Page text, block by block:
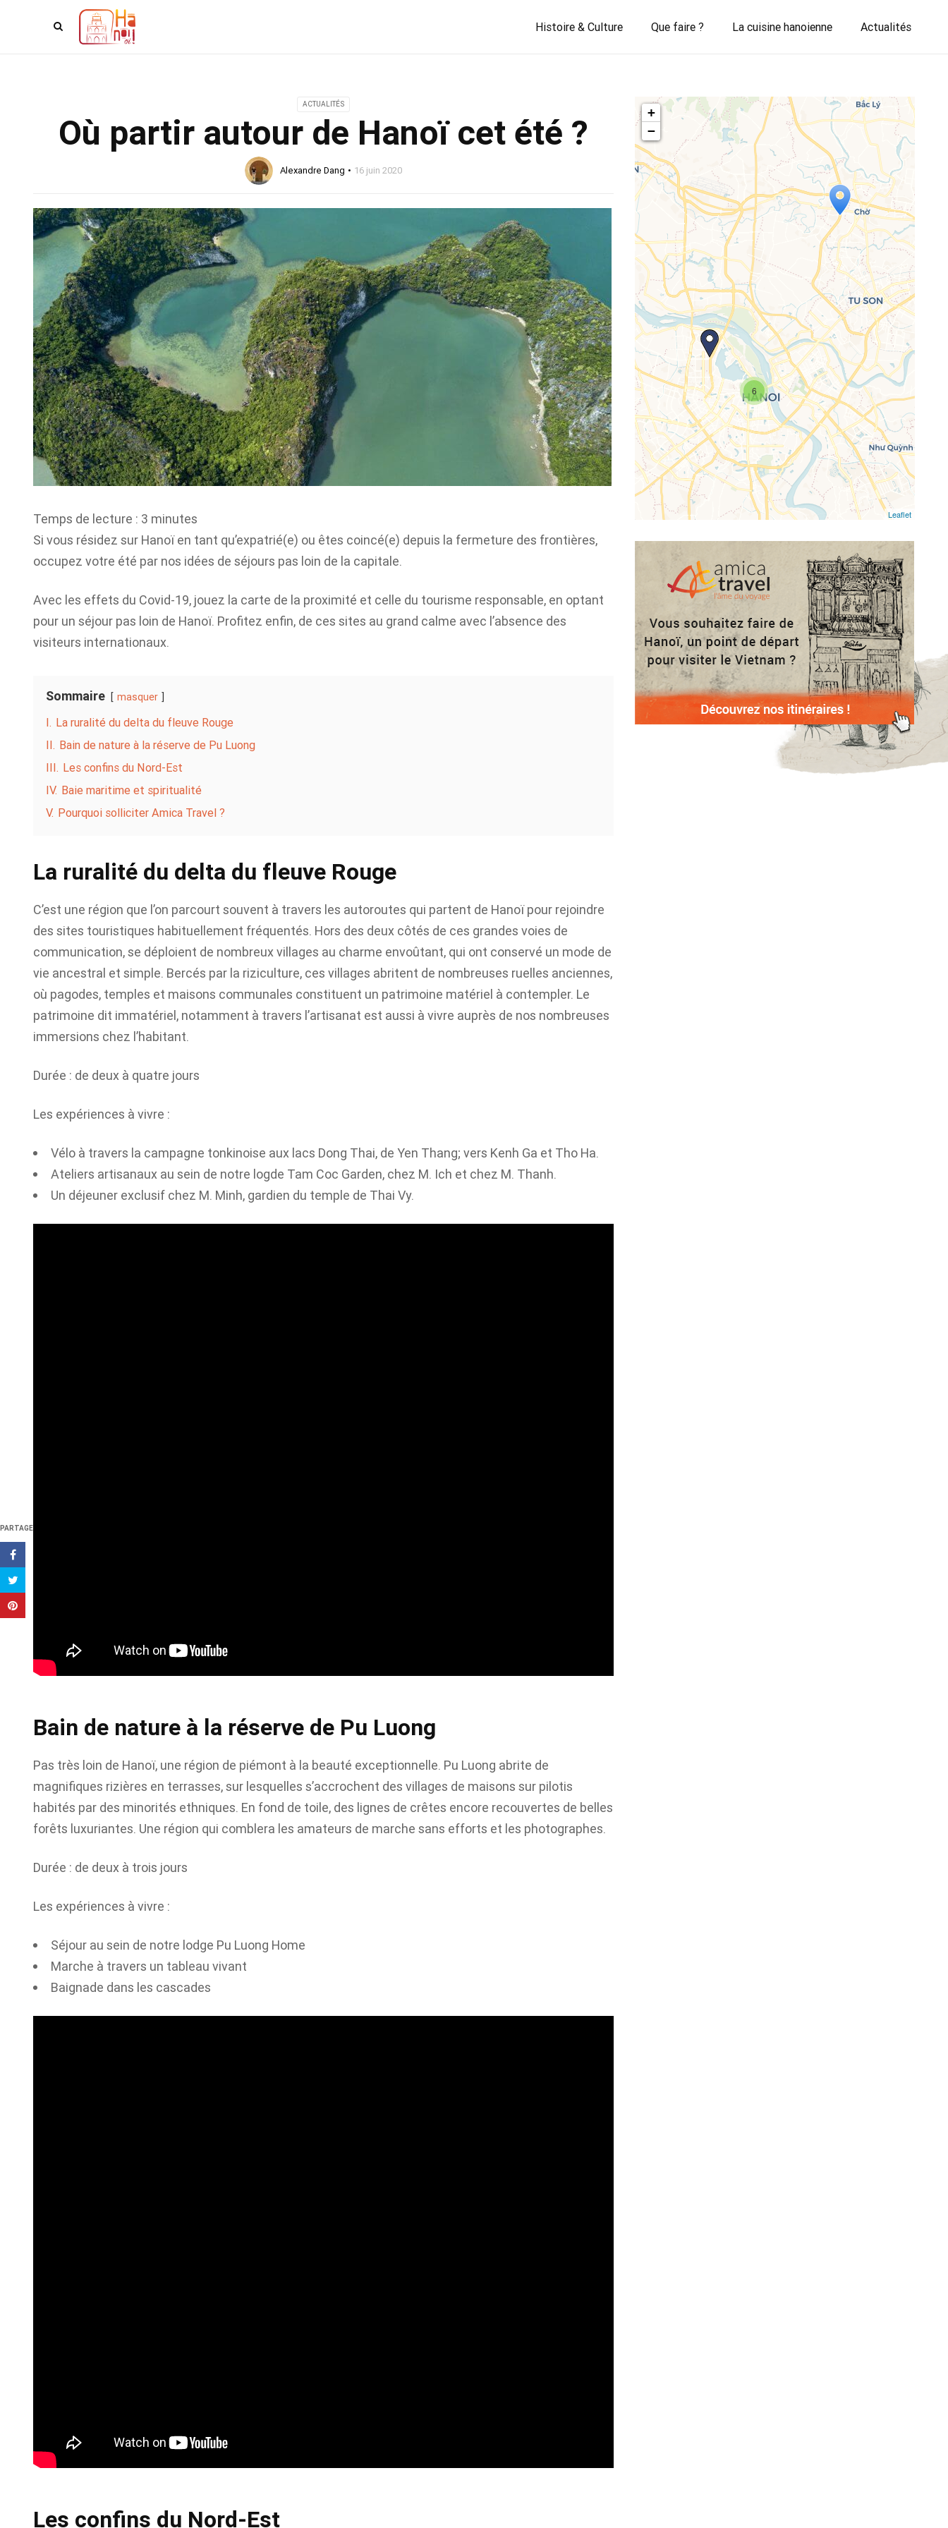
Histoire & Culture Que faire ? La cuisine hanoienne Actualités
ACTUALITÉS
Où partir autour de Hanoï cet été ?
Alexandre Dang 16 juin 2020
PARTAGE
Temps de lecture : 3 minutes
Si vous résidez sur Hanoï en tant qu’expatrié(e) ou êtes coincé(e) depuis la fermeture des frontières,
occupez votre été par nos idées de séjours pas loin de la capitale.
Avec les effets du Covid-19, jouez la carte de la proximité et celle du tourisme responsable, en optant
pour un séjour pas loin de Hanoï. Profitez enfin, de ces sites au grand calme avec l’absence des
visiteurs internationaux.
Sommaire masquer
I. La ruralité du delta du fleuve Rouge
II. Bain de nature à la réserve de Pu Luong
III. Les confins du Nord-Est
IV. Baie maritime et spiritualité
V. Pourquoi solliciter Amica Travel ?
La ruralité du delta du fleuve Rouge
C’est une région que l’on parcourt souvent à travers les autoroutes qui partent de Hanoï pour rejoindre
des sites touristiques habituellement fréquentés. Hors des deux côtés de ces grandes voies de
communication, se déploient de nombreux villages au charme envoûtant, qui ont conservé un mode de
vie ancestral et simple. Bercés par la riziculture, ces villages abritent de nombreuses ruelles anciennes,
où pagodes, temples et maisons communales constituent un patrimoine matériel à contempler. Le
patrimoine dit immatériel, notamment à travers l’artisanat est aussi à vivre auprès de nos nombreuses
immersions chez l’habitant.
Durée : de deux à quatre jours
Les expériences à vivre :
Vélo à travers la campagne tonkinoise aux lacs Dong Thai, de Yen Thang; vers Kenh Ga et Tho Ha.
Ateliers artisanaux au sein de notre logde Tam Coc Garden, chez M. Ich et chez M. Thanh.
Un déjeuner exclusif chez M. Minh, gardien du temple de Thai Vy.
Bain de nature à la réserve de Pu Luong
Pas très loin de Hanoï, une région de piémont à la beauté exceptionnelle. Pu Luong abrite de
magnifiques rizières en terrasses, sur lesquelles s’accrochent des villages de maisons sur pilotis
habités par des minorités ethniques. En fond de toile, des lignes de crêtes encore recouvertes de belles
forêts luxuriantes. Une région qui comblera les amateurs de marche sans efforts et les photographes.
Durée : de deux à trois jours
Les expériences à vivre :
Séjour au sein de notre lodge Pu Luong Home
Marche à travers un tableau vivant
Baignade dans les cascades
Les confins du Nord-Est
Travelers' Map is loading...
If you see this after your page is
loaded completely, leafletJS files are
missing.
6
+
−
Leaflet